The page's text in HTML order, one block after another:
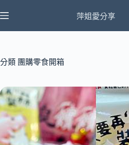
至
主
容
萍姐愛分享
分類 團購零食開箱